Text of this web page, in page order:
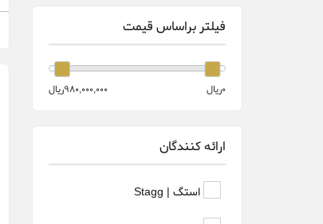
فیلتر براساس قیمت
0ريال 980,000,000ريال
ارائه کنندگان
استگ | Stagg